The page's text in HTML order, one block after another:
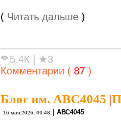
( Читать дальше )
5.4К | ★3
Комментарии ( 87 )
Блог им. ABC4045 |
16 мая 2026, 09:48 | АВС4045